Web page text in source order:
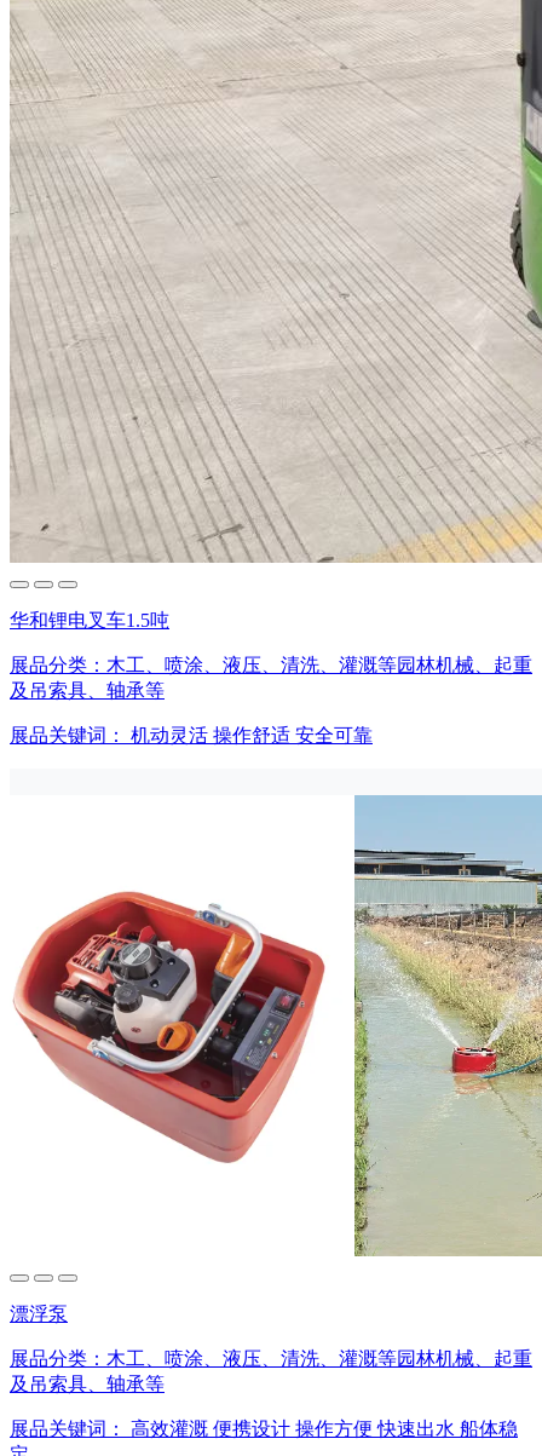
华和锂电叉车1.5吨
展品分类： 木工、喷涂、液压、清洗、灌溉等园林机械、起重
及吊索具、轴承等
展品关键词： 机动灵活 操作舒适 安全可靠
漂浮泵
展品分类： 木工、喷涂、液压、清洗、灌溉等园林机械、起重
及吊索具、轴承等
展品关键词： 高效灌溉 便携设计 操作方便 快速出水 船体稳